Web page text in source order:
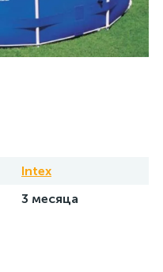
Intex
3 месяца